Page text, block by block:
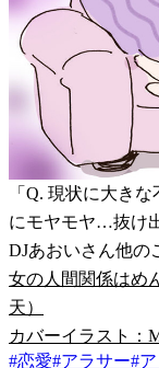
「Q. 現状に大き
にモヤモヤ…抜け
DJあおいさん他の
女の人間関係はめ
天）
カバーイラスト：
#恋愛#アラサー#